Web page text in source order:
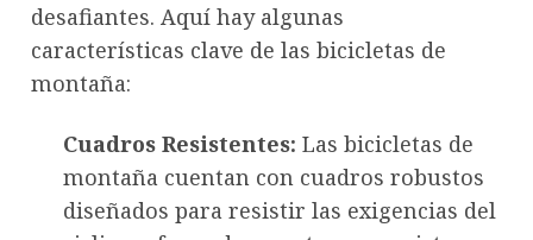
desafiantes. Aquí hay algunas
características clave de las bicicletas de
montaña:
Cuadros Resistentes: Las bicicletas de
montaña cuentan con cuadros robustos
diseñados para resistir las exigencias del